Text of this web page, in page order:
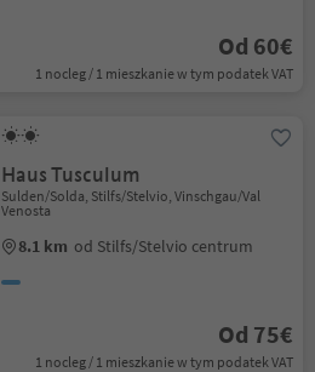
Od 60€
1 nocleg / 1 mieszkanie w tym podatek VAT
Haus Tusculum
Sulden/Solda, Stilfs/Stelvio, Vinschgau/Val
Venosta
8.1 km od Stilfs/Stelvio centrum
Od 75€
1 nocleg / 1 mieszkanie w tym podatek VAT